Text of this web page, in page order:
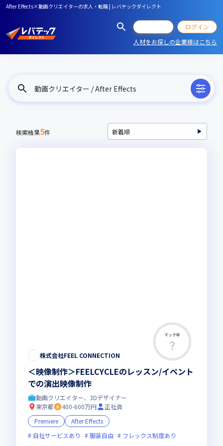
After Effects×動画クリエイターの求人・転職 | レバテックダイレクト
ログイン
人材をお探しの企業様はこちら
動画クリエイター / After Effects
検索結果5件
マッチ率
株式会社FEEL CONNECTION
＜映像制作＞FEELCYCLEのレッスン/イベント
での演出映像制作
動画クリエイター、3Dデザイナー
東京都
400-600万円
正社員
Premiere
After Effects
自社サービスあり
服装自由 フレックス制度あり